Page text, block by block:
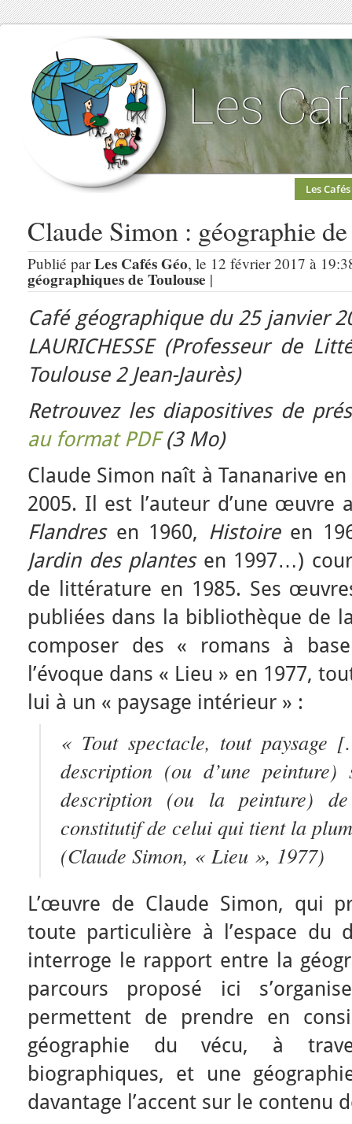
Les Cafés
Claude Simon : géographie
Publié parLes Cafés Géo, le 12 février 2017 à
géographiques de Toulouse |
Café géographique du 25 janvier
LAURICHESSE (Professeur de
Toulouse 2 Jean-Jaurès)
Retrouvez les diapositives de
au format PDF(3 Mo)
Claude Simon naît à Tananarive
2005. Il est l’auteur d’une œuvre
Flandres en 1960, Histoire en
Jardin des plantesen 1997…)
de littérature en 1985. Ses
publiées dans la bibliothèque de
composer des « romans à
l’évoque dans « Lieu » en 1977,
lui à un « paysage intérieur » :
« Tout spectacle, tout paysage
description (ou d’une
description (ou la peinture)
constitutif de celui qui tient la
(Claude Simon, « Lieu », 1977)
L’œuvre de Claude Simon, qui
toute particulière à l’espace du
interroge le rapport entre la
parcours proposé ici
permettent de prendre en
géographie du vécu, à
biographiques, et une
davantage l’accent sur le contenu